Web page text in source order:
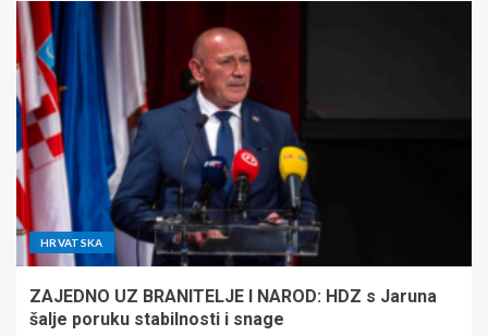
HRVATSKA
ZAJEDNO UZ BRANITELJE I NAROD: HDZ s Jaruna
šalje poruku stabilnosti i snage